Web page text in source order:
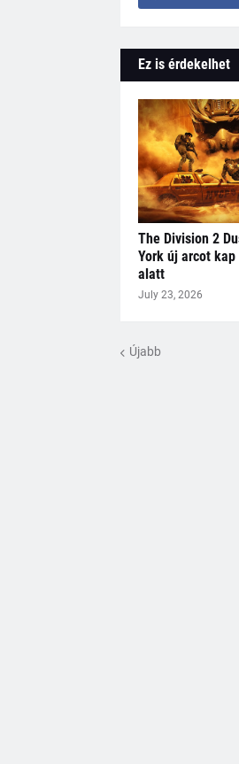
Ez is érdekelhet
The Division 2
York új arcot
alatt
July 23, 2026
Újabb